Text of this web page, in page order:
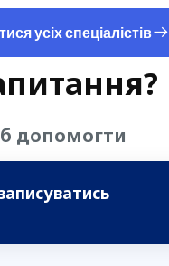
усіх спеціалістів
допомогти